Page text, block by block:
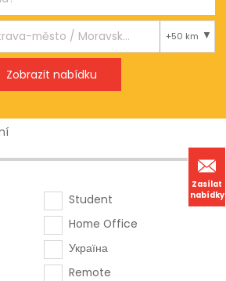
Zasílat
nabídky
+50 km
Student
Home Office
Україна
Remote